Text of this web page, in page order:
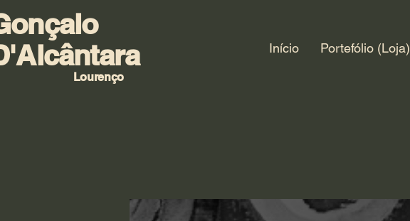
Lourenço
Início Portefólio (Loja)